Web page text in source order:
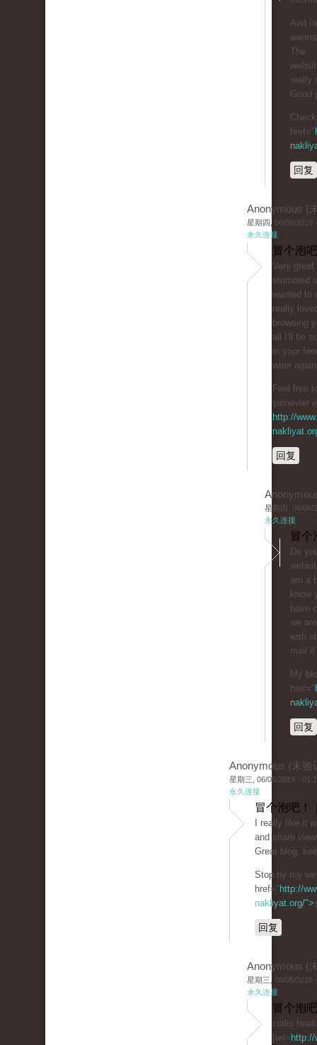
And
The
really
Good
href="
回复
Anonymous (
星期四, 06/06/2019
永久连接
冒个泡
Very
stumbled
wanted to
really
browsing
all I'll be
in your
write
Feel free
şirinevler
http://
回复
星期四, 06/06/
永久连接
冒个
Do
am a
know
have
we
with
mail
My
href="
回复
Anonymous (未验
星期三, 06/05/2019 -
永久连接
冒个泡吧！
I really like it
and share
Great blog,
Stop by my
href=" http://
nakliyat.org/">
回复
Anonymous (
星期三, 06/05/2019
永久连接
冒个泡
cialis
[url=